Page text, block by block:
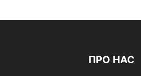
ПРО НАС